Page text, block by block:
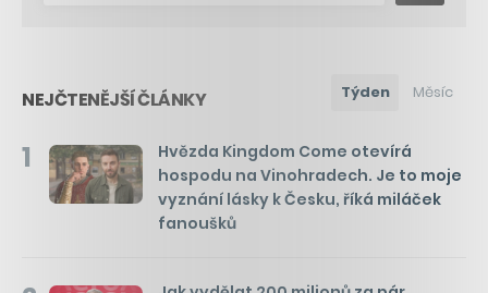
NEJČTENĚJŠÍ ČLÁNKY Týden Měsíc
1
Hvězda Kingdom Come otevírá
hospodu na Vinohradech. Je to moje
vyznání lásky k Česku, říká miláček
fanoušků